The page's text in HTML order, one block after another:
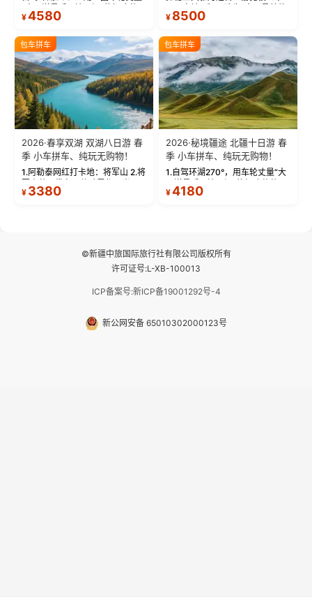
“大西洋最后一滴眼泪”的极致蔚
蓝。 赛湖旅拍：甄选多款风格服
绝美瞬间。 赛湖坦克300跟车视
频：专业摄影师...
¥4580
国国家地理》评选为“中国最美的
三大雅丹”第一名的克拉玛依魔鬼
瓦人最大村落——禾木村，欣赏
晨雾与小木...
¥ 8500
包车拼车
2026·春享双湖 双湖八日游 春
季 小车拼车、纯玩无购物！
1.阿勒泰网红打卡地：将军山 2.将
军山落日缆车，体验雪都风光 3.
将军山，夕阳派对，蹦迪party 4.
¥ 3380
包车拼车
2026·秘境疆途 北疆十日游 春
季 小车拼车、纯玩无购物！
1.自驾环湖270°，用车轮丈量“大
西洋最后一滴眼泪”的极致蔚蓝，
让雪山、花海与深邃湖水在转弯
¥4180
©新疆中旅国际旅行社有限公司版权所有
许可证号:L-XB-100013
ICP备案号:新ICP备19001292号-4
新公网安备 65010302000123号